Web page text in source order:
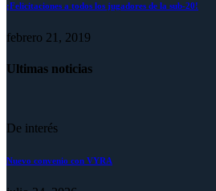
¡Felicitaciones a todos los jugadores de la sub-20!
febrero 21, 2019
Ultimas noticias
De interés
Nuevo convenio con VYRA